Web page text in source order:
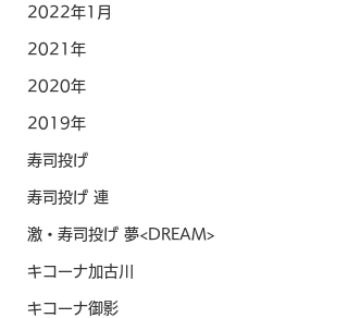
2022年1月
2021年
2020年
2019年
寿司投げ
寿司投げ 連
激・寿司投げ 夢<DREAM>
キコーナ加古川
キコーナ御影